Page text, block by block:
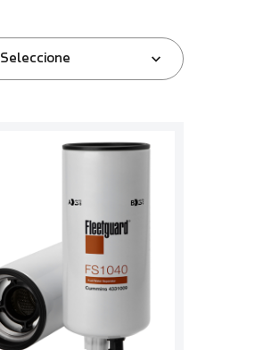
Seleccione